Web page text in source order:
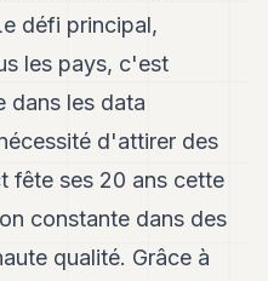
défi principal,
les pays, c'est
dans les data
d'attirer des
fête ses 20 ans cette
constante dans des
qualité. Grâce à